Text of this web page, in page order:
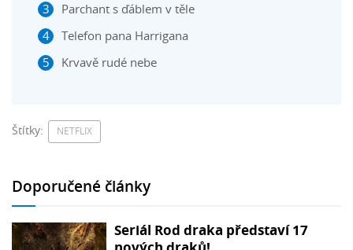
Parchant s ďáblem v těle
Telefon pana Harrigana
Krvavě rudé nebe
Štítky: NETFLIX
Doporučené články
Seriál Rod draka představí 17